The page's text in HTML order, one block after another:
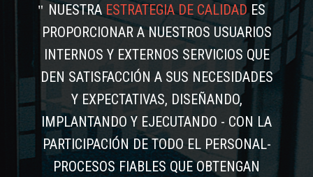
NUESTRAESTRATEGIA DE CALIDADES
PROPORCIONAR A NUESTROS USUARIOS
INTERNOS Y EXTERNOS SERVICIOS QUE
DEN SATISFACCIÓN A SUS NECESIDADES
Y EXPECTATIVAS, DISEÑANDO,
IMPLANTANDO Y EJECUTANDO - CON LA
PARTICIPACIÓN DE TODO EL PERSONAL-
PROCESOS FIABLES QUE OBTENGAN